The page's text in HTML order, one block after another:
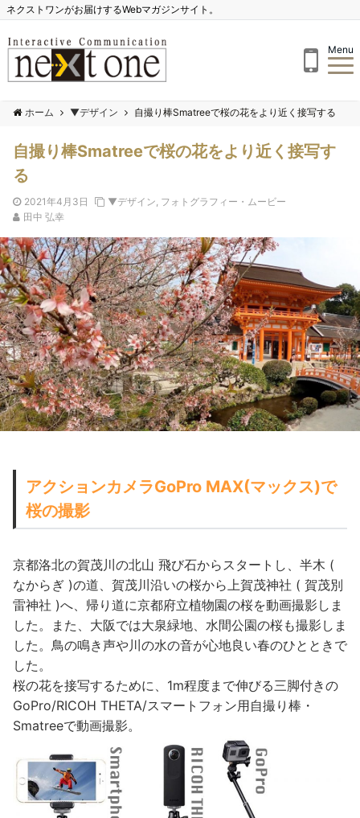
ネクストワンがお届けするWebマガジンサイト。
Menu
ホーム ▼デザイン 自撮り棒Smatreeで桜の花をより近く接写する
自撮り棒Smatreeで桜の花をより近く接写す
る
2021年4月3日 ▼デザイン, フォトグラフィー・ムービー
田中 弘幸
アクションカメラGoPro MAX(マックス)で
桜の撮影
京都洛北の賀茂川の北山 飛び石からスタートし、半木 (
なからぎ )の道、賀茂川沿いの桜から上賀茂神社 ( 賀茂別
雷神社 )へ、帰り道に京都府立植物園の桜を動画撮影しま
した。また、大阪では大泉緑地、水間公園の桜も撮影しま
した。鳥の鳴き声や川の水の音が心地良い春のひとときで
した。
桜の花を接写するために、1m程度まで伸びる三脚付きの
GoPro/RICOH THETA/スマートフォン用自撮り棒・
Smatreeで動画撮影。